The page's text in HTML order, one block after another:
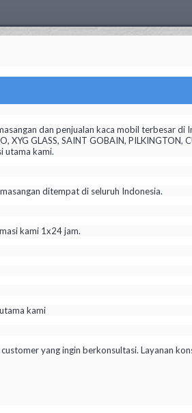
dan penjualan kaca mobil terbesar
XYG GLASS, SAINT GOBAIN,
utama kami.
ditempat di seluruh Indonesia.
kami 1x24 jam.
kami
yang ingin berkonsultasi. Layanan